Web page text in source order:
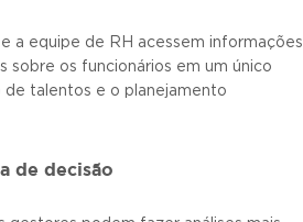
a equipe de RH acessem informações
sobre os funcionários em um único
de talentos e o planejamento
de decisão